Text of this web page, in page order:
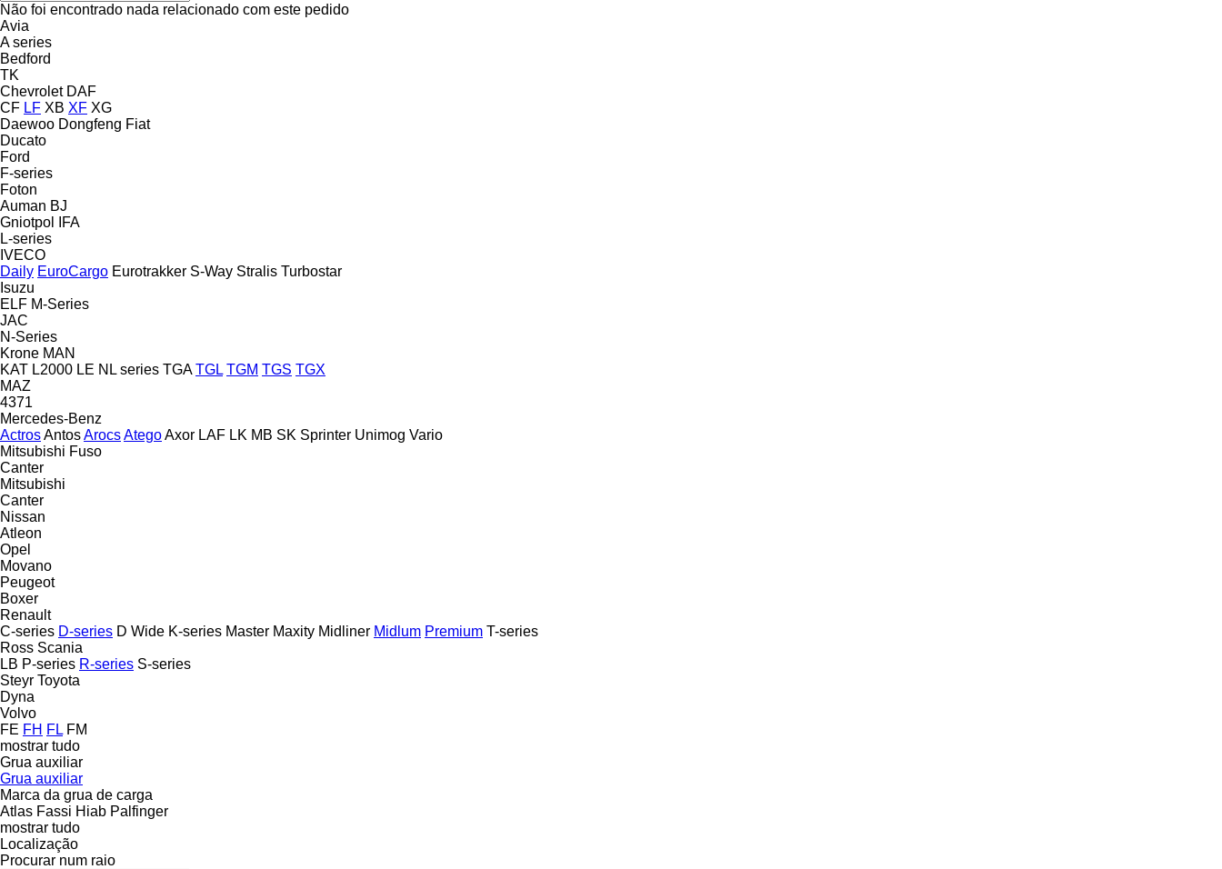
Não foi encontrado nada relacionado com este pedido
Avia
A series
Bedford
TK
Chevrolet DAF
CF LF XB XF XG
Daewoo Dongfeng Fiat
Ducato
Ford
F-series
Foton
Auman BJ
Gniotpol
IFA
L-series
IVECO
Daily EuroCargo Eurotrakker S-Way Stralis Turbostar
Isuzu
ELF M-Series
JAC
N-Series
Krone MAN
KAT L2000 LE NL series TGA TGL TGM TGS TGX
MAZ
4371
Mercedes-Benz
ActrosAntosArocsAtegoAxor LAF LK MB SK Sprinter Unimog Vario
Mitsubishi Fuso
Canter
Mitsubishi
Canter
Nissan
Atleon
Opel
Movano
Peugeot
Boxer
Renault
C-series D-series D Wide K-series Master Maxity Midliner Midlum Premium T-series
Ross Scania
LB P-series R-series S-series
Steyr Toyota
Dyna
Volvo
FE FH FL FM
mostrar tudo
Grua auxiliar
Grua auxiliar
Marca da grua de carga
Atlas Fassi Hiab Palfinger
mostrar tudo
Localização
Procurar num raio